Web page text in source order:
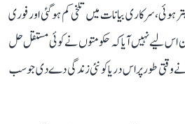
ہوئی، سرکاری بیانات میں تلخی کم ہو گئی اور فوری
اس لیے نہیں آیا کہ حکومتوں نے کوئی مستقل حل
وقتی طور پر اس دریا کو نئی زندگی دے دی جو سب